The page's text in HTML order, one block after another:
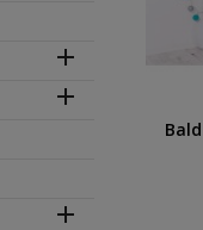


